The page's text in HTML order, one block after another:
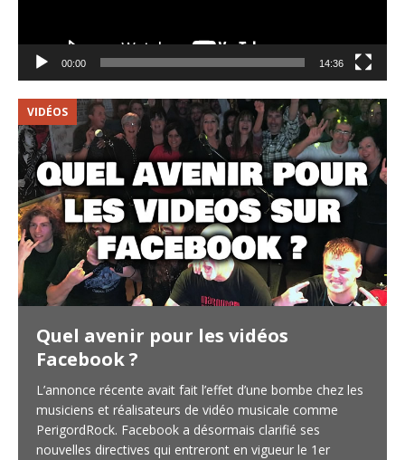
00:00 14:36
VIDÉOS
Quel avenir pour les vidéos
Facebook ?
L’annonce récente avait fait l’effet d’une bombe chez les
musiciens et réalisateurs de vidéo musicale comme
PerigordRock. Facebook a désormais clarifié ses
nouvelles directives qui entreront en vigueur le 1er